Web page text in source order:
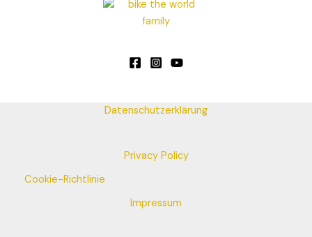
Datenschutzerklärung
Privacy Policy
Cookie-Richtlinie
Impressum